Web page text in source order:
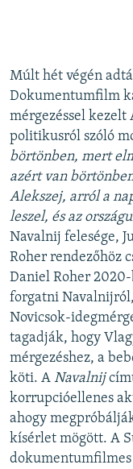
Múlt hét végén
Dokumentumfilm
mérgezéssel
politikusról szóló
börtönben, mert
azért van
Alekszej, arról a
leszel, és az
Navalnij felesége,
Roher rendezőhöz
Daniel Roher
forgatni
Novicsok-
tagadják, hogy
mérgezéshez, a
köti. A Navalnij
korrupcióellenes
ahogy
kísérlet mögött. A
dokumentumfilmes